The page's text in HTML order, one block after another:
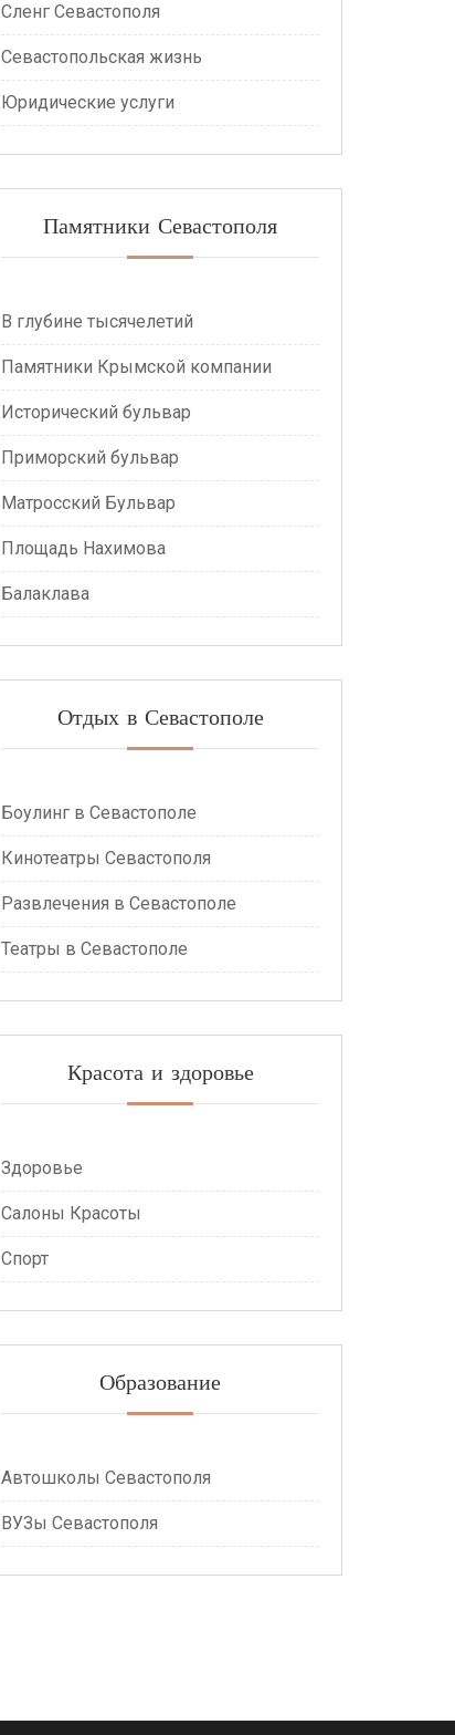
Сленг Севастополя
Севастопольская жизнь
Юридические услуги
Памятники Севастополя
В глубине тысячелетий
Памятники Крымской компании
Исторический бульвар
Приморский бульвар
Матросский Бульвар
Площадь Нахимова
Балаклава
Отдых в Севастополе
Боулинг в Севастополе
Кинотеатры Севастополя
Развлечения в Севастополе
Театры в Севастополе
Красота и здоровье
Здоровье
Салоны Красоты
Спорт
Образование
Автошколы Севастополя
ВУЗы Севастополя